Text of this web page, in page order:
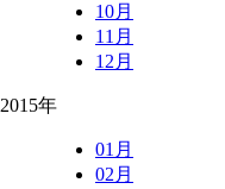
10月
11月
12月
2015年
01月
02月